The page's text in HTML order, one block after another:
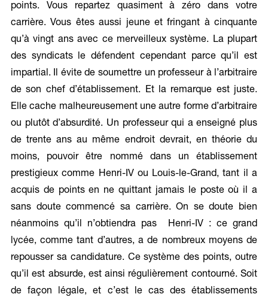
points. Vous repartez quasiment à zéro dans votre
carrière. Vous êtes aussi jeune et fringant à cinquante
qu’à vingt ans avec ce merveilleux système. La plupart
des syndicats le défendent cependant parce qu’il est
impartial. Il évite de soumettre un professeur à l’arbitraire
de son chef d’établissement. Et la remarque est juste.
Elle cache malheureusement une autre forme d’arbitraire
ou plutôt d’absurdité. Un professeur qui a enseigné plus
de trente ans au même endroit devrait, en théorie du
moins, pouvoir être nommé dans un établissement
prestigieux comme Henri-IV ou Louis-le-Grand, tant il a
acquis de points en ne quittant jamais le poste où il a
sans doute commencé sa carrière. On se doute bien
néanmoins qu’il n’obtiendra pas Henri-IV : ce grand
lycée, comme tant d’autres, a de nombreux moyens de
repousser sa candidature. Ce système des points, outre
qu’il est absurde, est ainsi régulièrement contourné. Soit
de façon légale, et c’est le cas des établissements